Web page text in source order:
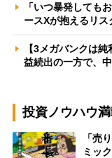
「いつ暴発しても
ースXが抱えるリ
【3メガバンクは
益続出の一方で、
投資ノウハウ
「売
ミッ